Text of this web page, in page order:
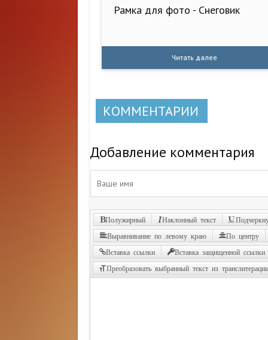
Рамка для фото - Снеговик
Читать далее
КОММЕНТАРИИ
Добавление комментария
Полужирный Наклонный текст
Выравнивание по левому краю По центру
Вставка ссылки Вставка защищенной ссылки
Преобразовать выбранный текст из